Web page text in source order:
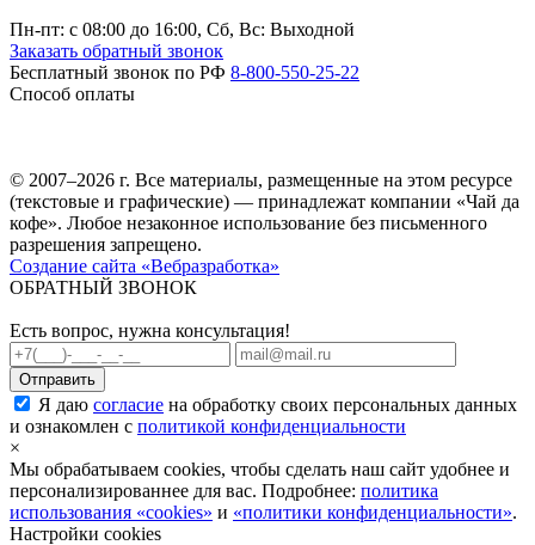
Пн-пт: c 08:00 до 16:00, Сб, Вс: Выходной
Заказать обратный звонок
Бесплатный звонок по РФ 8-800-550-25-22
Способ оплаты
© 2007–2026 г. Все материалы, размещенные на этом ресурсе
(текстовые и графические) — принадлежат компании «Чай да
кофе». Любое незаконное использование без письменного
разрешения запрещено.
Создание сайта «Вебразработка»
ОБРАТНЫЙ ЗВОНОК
Есть вопрос, нужна консультация!
Я даю согласие на обработку своих персональных данных
и ознакомлен с политикой конфиденциальности
×
Мы обрабатываем cookies, чтобы сделать наш сайт удобнее и
персонализированнее для вас. Подробнее: политика
использования «cookies» и «политики конфиденциальности».
Настройки cookies